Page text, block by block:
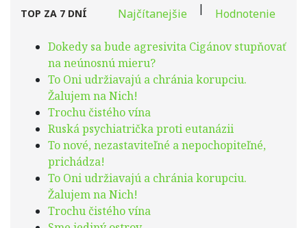
TOP ZA 7 DNÍ Najčítanejšie | Hodnotenie
Dokedy sa bude agresivita Cigánov stupňovať
na neúnosnú mieru?
To Oni udržiavajú a chránia korupciu.
Žalujem na Nich!
Trochu čistého vína
Ruská psychiatrička proti eutanázii
To nové, nezastaviteľné a nepochopiteľné,
prichádza!
To Oni udržiavajú a chránia korupciu.
Žalujem na Nich!
Trochu čistého vína